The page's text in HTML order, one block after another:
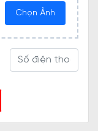
Chọn Ảnh